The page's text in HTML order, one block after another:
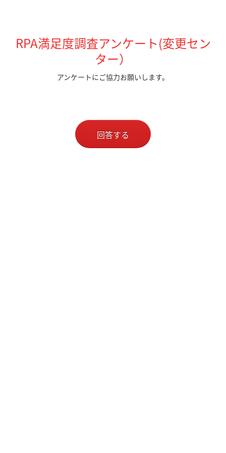
RPA満足度調査アンケート(変更セン
ター）
アンケートにご協力お願いします。
回答する